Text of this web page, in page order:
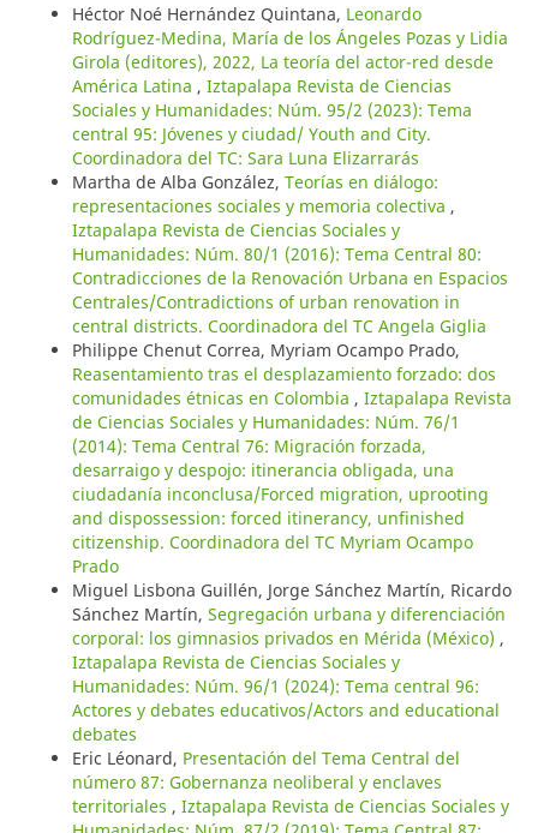
Héctor Noé Hernández Quintana, Leonardo
Rodríguez-Medina, María de los Ángeles Pozas y Lidia
Girola (editores), 2022, La teoría del actor-red desde
América Latina , Iztapalapa Revista de Ciencias
Sociales y Humanidades: Núm. 95/2 (2023): Tema
central 95: Jóvenes y ciudad/ Youth and City.
Coordinadora del TC: Sara Luna Elizarrarás
Martha de Alba González, Teorías en diálogo:
representaciones sociales y memoria colectiva ,
Iztapalapa Revista de Ciencias Sociales y
Humanidades: Núm. 80/1 (2016): Tema Central 80:
Contradicciones de la Renovación Urbana en Espacios
Centrales/Contradictions of urban renovation in
central districts. Coordinadora del TC Angela Giglia
Philippe Chenut Correa, Myriam Ocampo Prado,
Reasentamiento tras el desplazamiento forzado: dos
comunidades étnicas en Colombia , Iztapalapa Revista
de Ciencias Sociales y Humanidades: Núm. 76/1
(2014): Tema Central 76: Migración forzada,
desarraigo y despojo: itinerancia obligada, una
ciudadanía inconclusa/Forced migration, uprooting
and dispossession: forced itinerancy, unfinished
citizenship. Coordinadora del TC Myriam Ocampo
Prado
Miguel Lisbona Guillén, Jorge Sánchez Martín, Ricardo
Sánchez Martín, Segregación urbana y diferenciación
corporal: los gimnasios privados en Mérida (México) ,
Iztapalapa Revista de Ciencias Sociales y
Humanidades: Núm. 96/1 (2024): Tema central 96:
Actores y debates educativos/Actors and educational
debates
Eric Léonard, Presentación del Tema Central del
número 87: Gobernanza neoliberal y enclaves
territoriales , Iztapalapa Revista de Ciencias Sociales y